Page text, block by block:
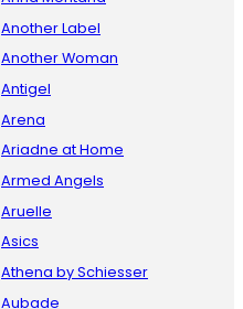
Another Label
Another Woman
Antigel
Arena
Ariadne at Home
Armed Angels
Aruelle
Asics
Athena by Schiesser
Aubade